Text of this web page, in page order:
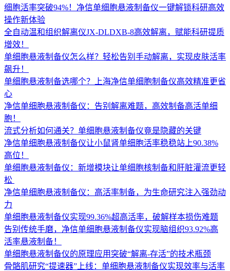
细胞活率突破94%！净信单细胞悬液制备仪一键解锁科研高效
操作新体验
全自动温和组织解离仪JX-DLDXB-8高效解离，赋能科研提质
增效！
单细胞悬液制备仪怎么样？轻松告别手动解离，实现皮肤活率
飙升！
单细胞悬液制备选哪个？上海净信单细胞制备仪高效精准更省
心
净信单细胞悬液制备仪：告别解离难题，高效制备高活单细
胞！
流式分析如何通关？单细胞悬液制备仪竟是隐藏的关键
净信单细胞悬液制备仪让小鼠肾单细胞活率稳稳站上90.38%
高位！
单细胞悬液制备仪：新增模块让单细胞核制备和肝脏灌流更轻
松 ​
净信单细胞悬液制备仪：高活率制备，为生命研究注入强劲动
力
单细胞悬液制备仪实现99.36%超高活率，破解样本损伤难题
告别传统手磨，净信单细胞悬液制备仪实现脑组织93.92%高
活率悬液制备！
单细胞悬液制备仪的原理应用突破“解离-存活”的技术瓶颈
骨骼肌研究“提速器”上线：单细胞悬液制备仪实现效率与活率